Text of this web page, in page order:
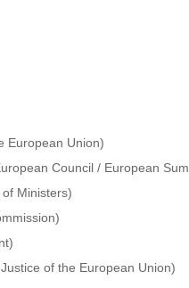
European Union)
Council / European
Ministers)
of the European Union)